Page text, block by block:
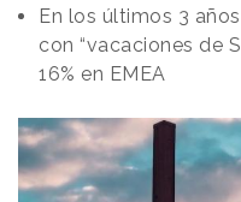
En los últimos 3
con “vacaciones de
16% en EMEA